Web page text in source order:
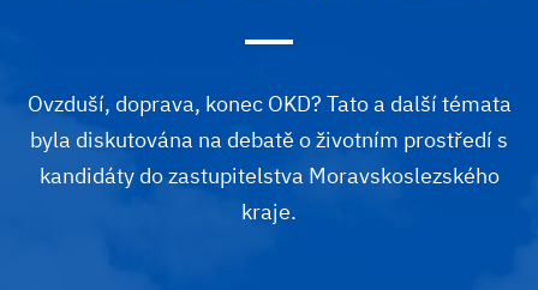
Ovzduší, doprava, konec OKD? Tato a další témata
byla diskutována na debatě o životním prostředí s
kandidáty do zastupitelstva Moravskoslezského
kraje.